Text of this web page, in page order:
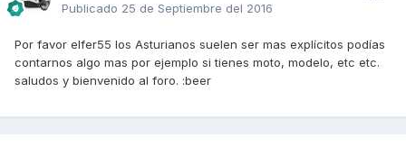
Publicado 25 de Septiembre del 2016
Por favor elfer55 los Asturianos suelen ser mas explícitos podías
contarnos algo mas por ejemplo si tienes moto, modelo, etc etc.
saludos y bienvenido al foro. :beer